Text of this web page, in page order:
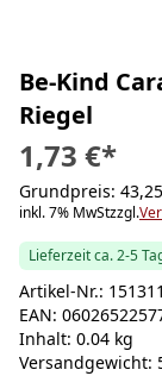
Be-Kind
Riegel
1,73 €*
Grundpreis:
inkl. 7% MwStzzgl.
Lieferzeit ca. 2-5
Artikel-Nr.:
EAN:
Inhalt: 0.04 kg
Versandgewicht: